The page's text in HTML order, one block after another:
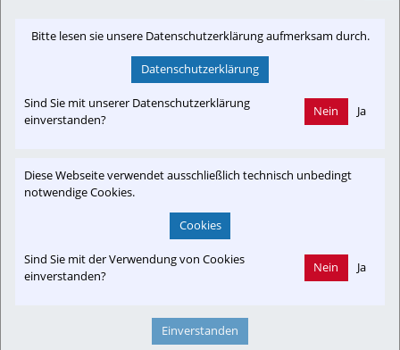
Newslink: Klicken Sie hier um auf den externen Artikel von
kurier.at zu gelangen.
Interessensgruppen
Austria-In-Motion
Die Rote Elektrische
Projekt
Bitte lesen sie unsere Datenschutzerklärung aufmerksam durch.
Datenschutzerklärung
Sind Sie mit unserer Datenschutzerklärung
einverstanden?
Nein Ja
Diese Webseite verwendet ausschließlich technisch unbedingt
notwendige Cookies.
Cookies
Sind Sie mit der Verwendung von Cookies
einverstanden?
Nein Ja
Einverstanden